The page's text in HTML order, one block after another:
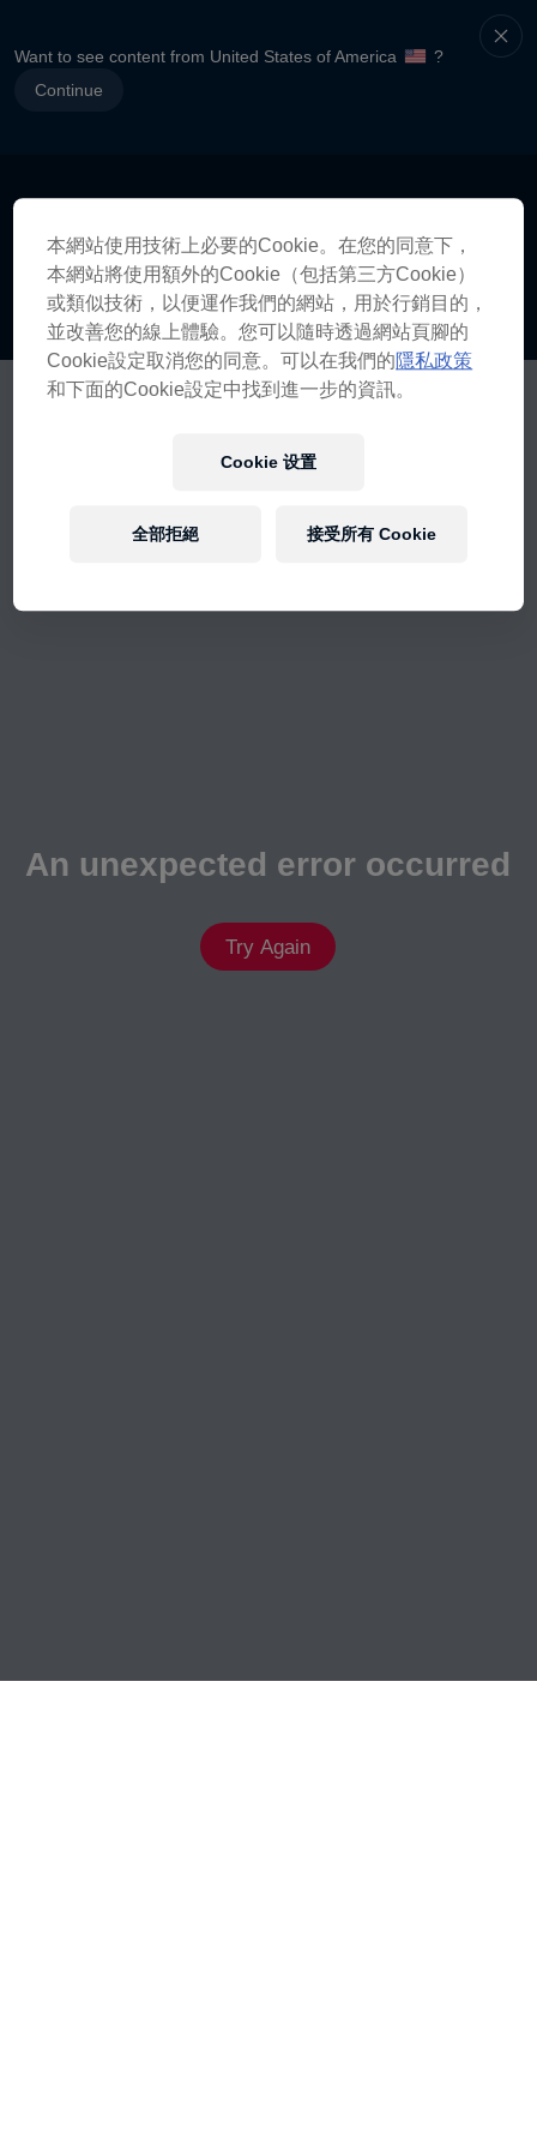
Want to see content from United States of America
?
Continue
An unexpected error occurred
Try Again
本網站使用技術上必要的Cookie。在您的同意下，
本網站將使用額外的Cookie（包括第三方Cookie）
或類似技術，以便運作我們的網站，用於行銷目的，
並改善您的線上體驗。您可以隨時透過網站頁腳的
Cookie設定取消您的同意。可以在我們的隱私政策
和下面的Cookie設定中找到進一步的資訊。
Cookie 设置
全部拒絕 接受所有 Cookie